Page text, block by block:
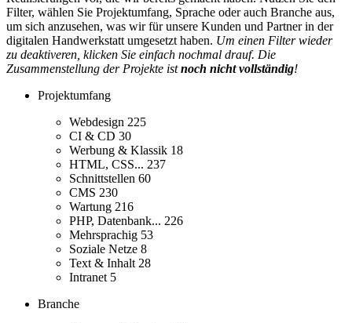
Filter, wählen Sie Projektumfang, Sprache oder auch Branche aus,
um sich anzusehen, was wir für unsere Kunden und Partner in der
digitalen Handwerkstatt umgesetzt haben. Um einen Filter wieder
zu deaktiveren, klicken Sie einfach nochmal drauf. Die
Zusammenstellung der Projekte istnoch nicht vollständig!
Projektumfang
Webdesign 225
CI & CD 30
Werbung & Klassik 18
HTML, CSS... 237
Schnittstellen 60
CMS 230
Wartung 216
PHP, Datenbank... 226
Mehrsprachig 53
Soziale Netze 8
Text & Inhalt 28
Intranet 5
Branche